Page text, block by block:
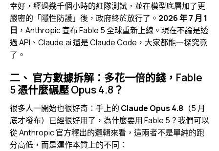
幸好，經過幾千個小時的紅隊測試，並在模型底層加了更
嚴密的「隱性防護」後，政府終於放行了。 2026 年 7 月 1
日 ，Anthropic 宣布 Fable 5 全球重新上線。現在不論是透
過 API、Claude.ai 還是 Claude Code，大家都能一探究竟
了。
二、 官方數據拆解：多花一倍的錢，Fable
5 憑什麼碾壓 Opus 4.8？
很多人一開始也很好奇：手上的 Claude Opus 4.8 （5 月
底才發布）已經很好用了，為什麼要用 Fable 5？我們可以
從 Anthropic 官方釋出的邏輯來看，這兩者不是單純的跑
分高低，而是運作本質上的不同：